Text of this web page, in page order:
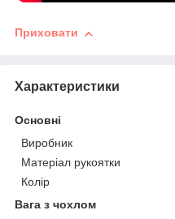
Приховати
Характеристики
Основні
Виробник
Матеріал рукоятки
Колір
Вага з чохлом